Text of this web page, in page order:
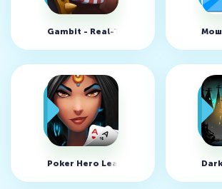
Gambit - Real-Time PvP Card Battler
Poker Hero Leagues v3.4.10